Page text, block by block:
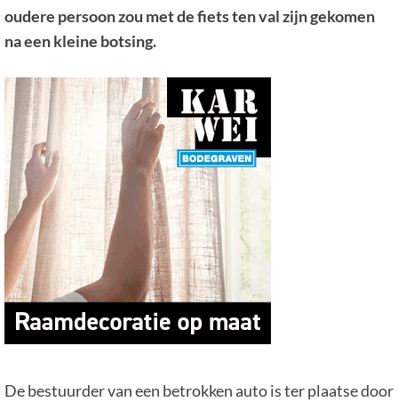
oudere persoon zou met de fiets ten val zijn gekomen
na een kleine botsing.
De bestuurder van een betrokken auto is ter plaatse door